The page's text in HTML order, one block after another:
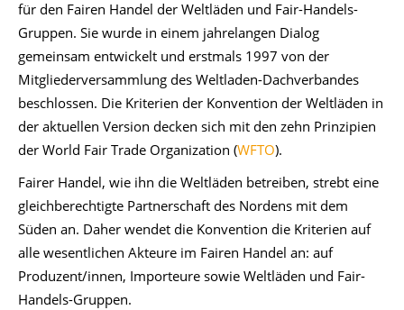
für den Fairen Handel der Weltläden und Fair-Handels-
Gruppen. Sie wurde in einem jahrelangen Dialog
gemeinsam entwickelt und erstmals 1997 von der
Mitgliederversammlung des Weltladen-Dachverbandes
beschlossen. Die Kriterien der Konvention der Weltläden in
der aktuellen Version decken sich mit den zehn Prinzipien
der World Fair Trade Organization (WFTO).
Fairer Handel, wie ihn die Weltläden betreiben, strebt eine
gleichberechtigte Partnerschaft des Nordens mit dem
Süden an. Daher wendet die Konvention die Kriterien auf
alle wesentlichen Akteure im Fairen Handel an: auf
Produzent/innen, Importeure sowie Weltläden und Fair-
Handels-Gruppen.